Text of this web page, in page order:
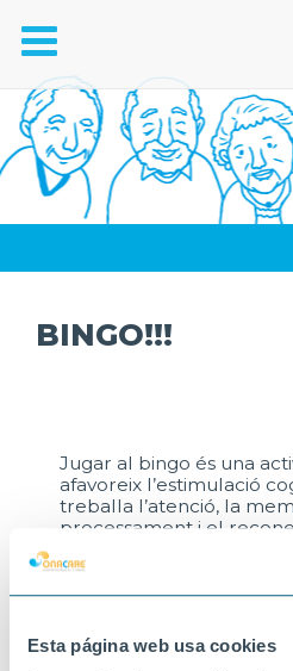
Esta página web usa cookies
Toggle
navigation
BINGO!!!
Jugar al bingo és una
afavoreix l’estimulació
treballa l’atenció, la
processament i el
números, alhora que
i el respecte pels torns.
fomenta la participació
compartit.